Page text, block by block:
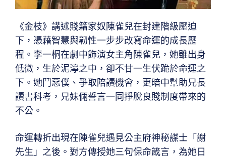
《金枝》講述賤籍家奴陳雀兒在封建階級壓迫
下，憑藉智慧與韌性一步步改寫命運的成長歷
程。李一桐在劇中飾演女主角陳雀兒，她雖出身
低微，生於泥濘之中，卻不甘一生伏跪於命運之
下。她鬥惡僕、爭取陪讀機會，更暗中幫助兄長
讀書科考，兄妹倆誓言一同掙脫良賤制度帶來的
不公。
命運轉折出現在陳雀兒遇見公主府神秘謀士「謝
先生」之後。對方傳授她三句保命箴言，為她日